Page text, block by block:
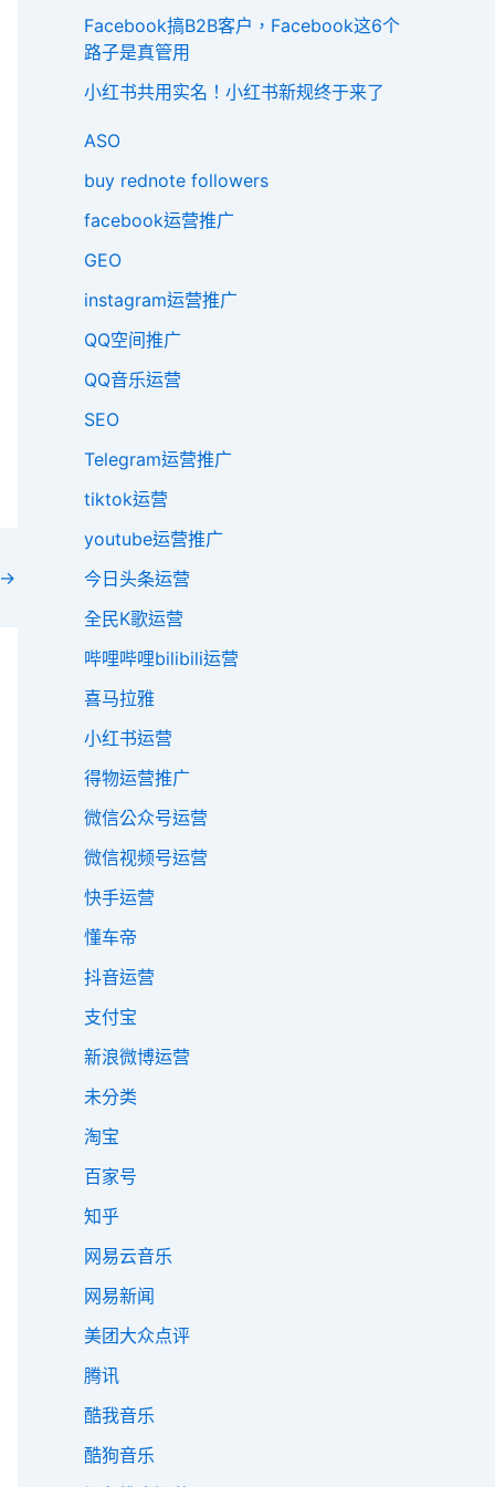
→
Facebook搞B2B客户，Facebook这6个
路子是真管用
小红书共用实名！小红书新规终于来了
ASO
buy rednote followers
facebook运营推广
GEO
instagram运营推广
QQ空间推广
QQ音乐运营
SEO
Telegram运营推广
tiktok运营
youtube运营推广
今日头条运营
全民K歌运营
哔哩哔哩bilibili运营
喜马拉雅
小红书运营
得物运营推广
微信公众号运营
微信视频号运营
快手运营
懂车帝
抖音运营
支付宝
新浪微博运营
未分类
淘宝
百家号
知乎
网易云音乐
网易新闻
美团大众点评
腾讯
酷我音乐
酷狗音乐